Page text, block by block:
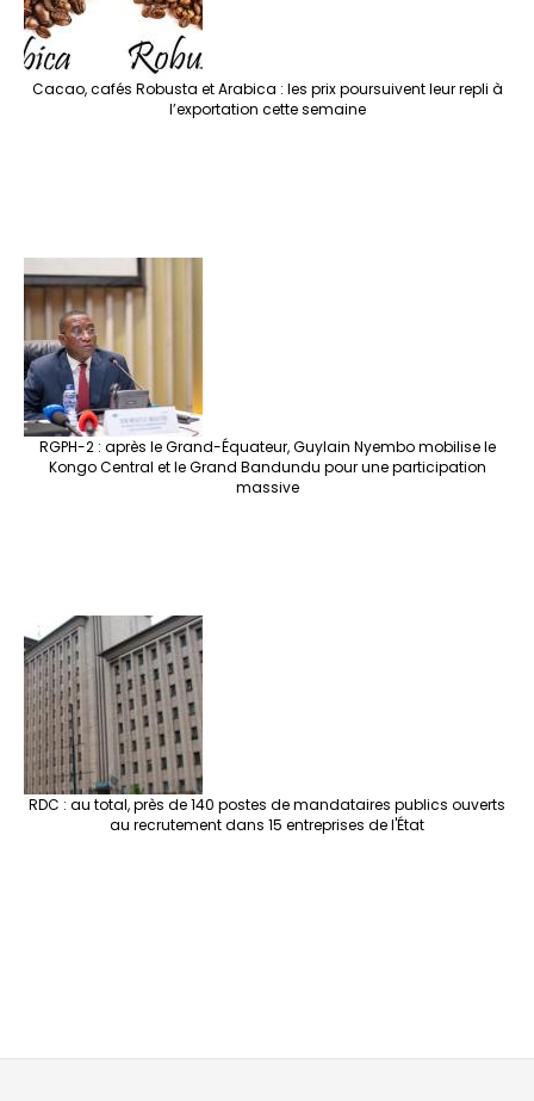
Cacao, cafés Robusta et Arabica : les prix poursuivent leur repli à
l’exportation cette semaine
RGPH-2 : après le Grand-Équateur, Guylain Nyembo mobilise le
Kongo Central et le Grand Bandundu pour une participation
massive
RDC : au total, près de 140 postes de mandataires publics ouverts
au recrutement dans 15 entreprises de l'État